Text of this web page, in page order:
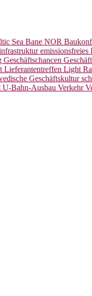
Sea Bane NOR
emissionsfreies
Geschäftschancen
Lieferantentreffen Light
Geschäftskultur
U-Bahn-Ausbau Verkehr